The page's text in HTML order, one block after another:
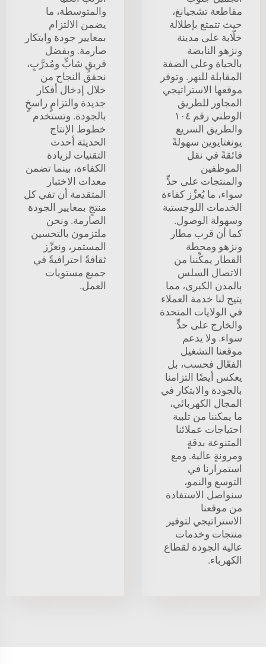
مقاطعة تشجيانغ،
حيث تتمتع بإطلالة
خلّابة على مدينة
ونزهو النابضة
بالحياة وعلى الضفة
المقابلة للنهر. وتوفر
موقعها الاستراتيجي
المجاور للطريق
الوطني رقم ١٠٤
والطريق السريع
يونغتايوين سهولةً
فائقةً في نقل
الموظفين
والمنتجات على حدٍّ
سواء، ما يُعزِّز كفاءة
الخدمات اللوجستية
وسهولة الوصول.
كما أن قرب مطار
ونزهو ومحطة
القطار يمكِّننا من
الاتصال السلس
بالمدن الكبرى، مما
يتيح لنا خدمة العملاء
في الولايات المتحدة
والخارج على حدٍّ
سواء. ولا يدعم
موقعنا التشغيل
الفعّال فحسب، بل
يعكس أيضًا التزامنا
بالجودة والابتكار في
المجال الكهربائي،
ما يمكننا من تلبية
احتياجات عملائنا
المتنوعة بدقةٍ
ومرونةٍ عالية. ومع
استمرارنا في
التوسع والنمو،
سنواصل الاستفادة
من موقعنا
الاستراتيجي لتوفير
منتجات وخدمات
عالية الجودة لقطاع
الكهرباء.
والمتوسطة، ما
يضمن الالتزام
بمعايير جودة وابتكار
صارمة. وبفضل
فريقٍ شابٍّ ومُدرَّبٍ،
نحقق النجاح من
خلال إدخال أفكار
جديدة والتزامٍ راسخٍ
بالجودة. وتستخدم
خطوط الإنتاج
الحديثة أحدث
التقنيات لزيادة
الكفاءة، بينما تضمن
معدات الاختبار
المتقدمة أن تفي كل
منتجٍ بمعايير الجودة
الصارمة. ونحن
ملتزمون بالتحسين
المستمر، ونعزِّز
ثقافةً احترافيةً في
جميع مستويات
العمل.